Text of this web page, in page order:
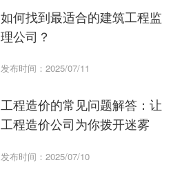
如何找到最适合的建筑工程监
理公司？
发布时间：2025/07/11
工程造价的常见问题解答：让
工程造价公司为你拨开迷雾
发布时间：2025/07/10